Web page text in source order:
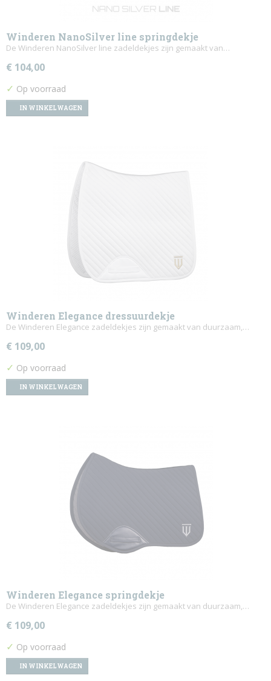
Winderen NanoSilver line springdekje
De Winderen NanoSilver line zadeldekjes zijn gemaakt van…
€ 104,00
✓ Op voorraad
IN WINKELWAGEN
Winderen Elegance dressuurdekje
De Winderen Elegance zadeldekjes zijn gemaakt van duurzaam,…
€ 109,00
✓ Op voorraad
IN WINKELWAGEN
Winderen Elegance springdekje
De Winderen Elegance zadeldekjes zijn gemaakt van duurzaam,…
€ 109,00
✓ Op voorraad
IN WINKELWAGEN